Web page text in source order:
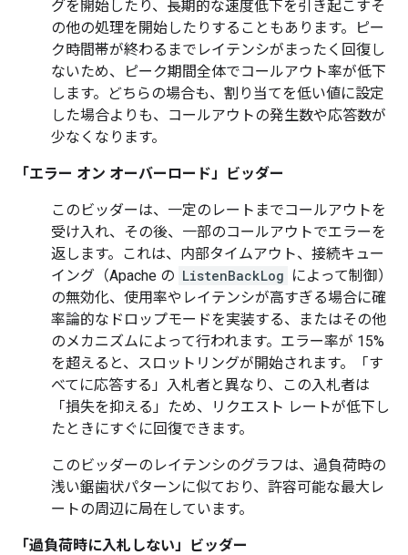
グを開始したり、長期的な速度低下を引き起こすそ
の他の処理を開始したりすることもあります。ピー
ク時間帯が終わるまでレイテンシがまったく回復し
ないため、ピーク期間全体でコールアウト率が低下
します。どちらの場合も、割り当てを低い値に設定
した場合よりも、コールアウトの発生数や応答数が
少なくなります。
「エラー オン オーバーロード」ビッダー
このビッダーは、一定のレートまでコールアウトを
受け入れ、その後、一部のコールアウトでエラーを
返します。これは、内部タイムアウト、接続キュー
イング（Apache の ListenBackLog によって制御）
の無効化、使用率やレイテンシが高すぎる場合に確
率論的なドロップモードを実装する、またはその他
のメカニズムによって行われます。エラー率が 15%
を超えると、スロットリングが開始されます。「す
べてに応答する」入札者と異なり、この入札者は
「損失を抑える」ため、リクエスト レートが低下し
たときにすぐに回復できます。
このビッダーのレイテンシのグラフは、過負荷時の
浅い鋸歯状パターンに似ており、許容可能な最大レ
ートの周辺に局在しています。
「過負荷時に入札しない」ビッダー